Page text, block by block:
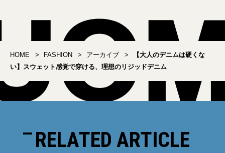
HOME FASHION アーカイブ
【大人のデニムは硬くな
い】スウェット感覚で穿ける、理想のリジッドデニム
RELATED ARTICLE